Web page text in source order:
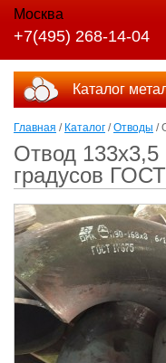
Москва
+7(495) 268-14-04
Каталог
Главная / Каталог /Отводы /
Отвод 133х3,5
градусов